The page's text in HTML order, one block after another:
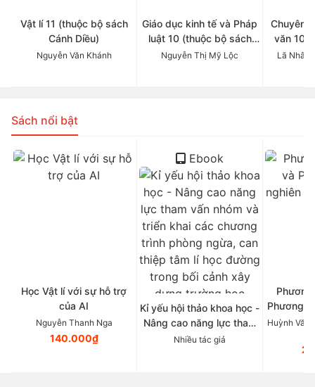
Vật lí 11 (thuộc bộ sách
Cánh Diều)
Nguyễn Văn Khánh
Giáo dục kinh tế và Pháp
luật 10 (thuộc bộ sách
Cánh Diều)
Nguyễn Thị Mỹ Lộc
Chuyên
văn 10
Lã
Sách nổi bật
Học Vật lí với sự hỗ trợ
của AI
Nguyễn Thanh Nga
140.000₫
Ebook
Kỉ yếu hội thảo khoa học -
Nâng cao năng lực tham
vấn nhóm và triển khai
Nhiều tác giả
Phương
Huỳnh Văn